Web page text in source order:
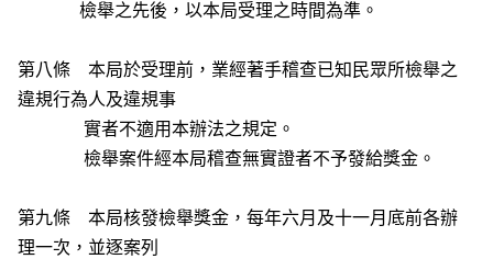
檢舉之先後，以本局受理之時間為準。
第八條 本局於受理前，業經著手稽查已知民眾所檢舉之
違規行為人及違規事
實者不適用本辦法之規定。
檢舉案件經本局稽查無實證者不予發給獎金。
第九條 本局核發檢舉獎金，每年六月及十一月底前各辦
理一次，並逐案列